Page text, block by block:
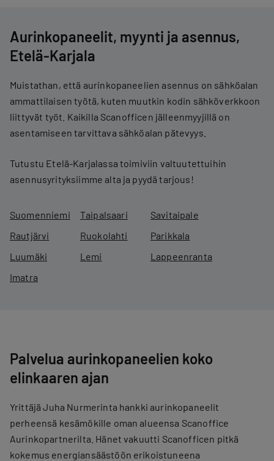
Aurinkopaneelit, myynti ja asennus,
Etelä-Karjala
Muistathan, että aurinkopaneelien asennus on sähköalan
ammattilaisen työtä, kuten muutkin kodin sähköverkkoon
liittyvät työt. Kaikilla Scanofficen jälleenmyyjillä on
asentamiseen tarvittava sähköalan pätevyys.
Tutustu Etelä-Karjalassa toimiviin valtuutettuihin
asennusyrityksiimme alta ja pyydä tarjous!
Suomenniemi Taipalsaari
Savitaipale
Rautjärvi
Ruokolahti
Parikkala
Luumäki
Lemi
Lappeenranta
Imatra
Palvelua aurinkopaneelien koko
elinkaaren ajan
Yrittäjä Juha Nurmerinta hankki aurinkopaneelit
perheensä kesämökille oman alueensa Scanoffice
Aurinkopartnerilta. Hänet vakuutti Scanofficen pitkä
kokemus energiansäästöön erikoistuneena